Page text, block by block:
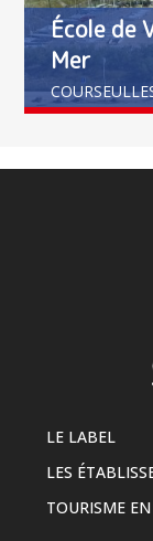
École de
Mer
LE LABEL
LES
TOURISME